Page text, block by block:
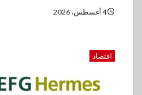
4 أغسطس، 2026
اقتصاد